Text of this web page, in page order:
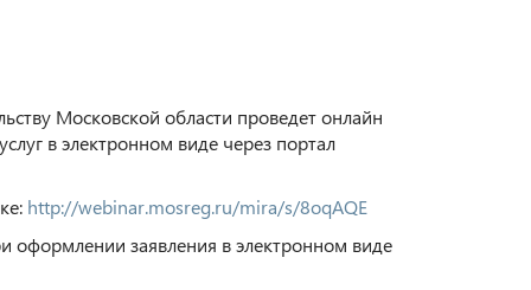
Московской области проведет онлайн
в электронном виде через портал
http://webinar.mosreg.ru/mira/s/8oqAQE
оформлении заявления в электронном виде